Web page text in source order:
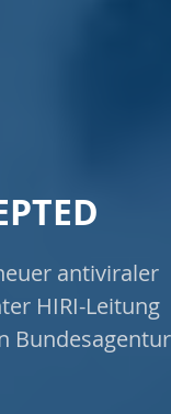
antiviraler
HIRI-Leitung
Bundesagentur